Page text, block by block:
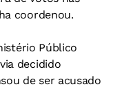
coordenou.
Público
decidido
de ser acusado